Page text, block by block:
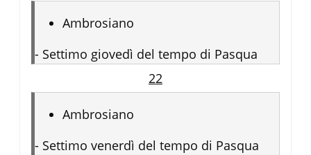
Ambrosiano
- Settimo giovedì del tempo di Pasqua
22
Ambrosiano
- Settimo venerdì del tempo di Pasqua